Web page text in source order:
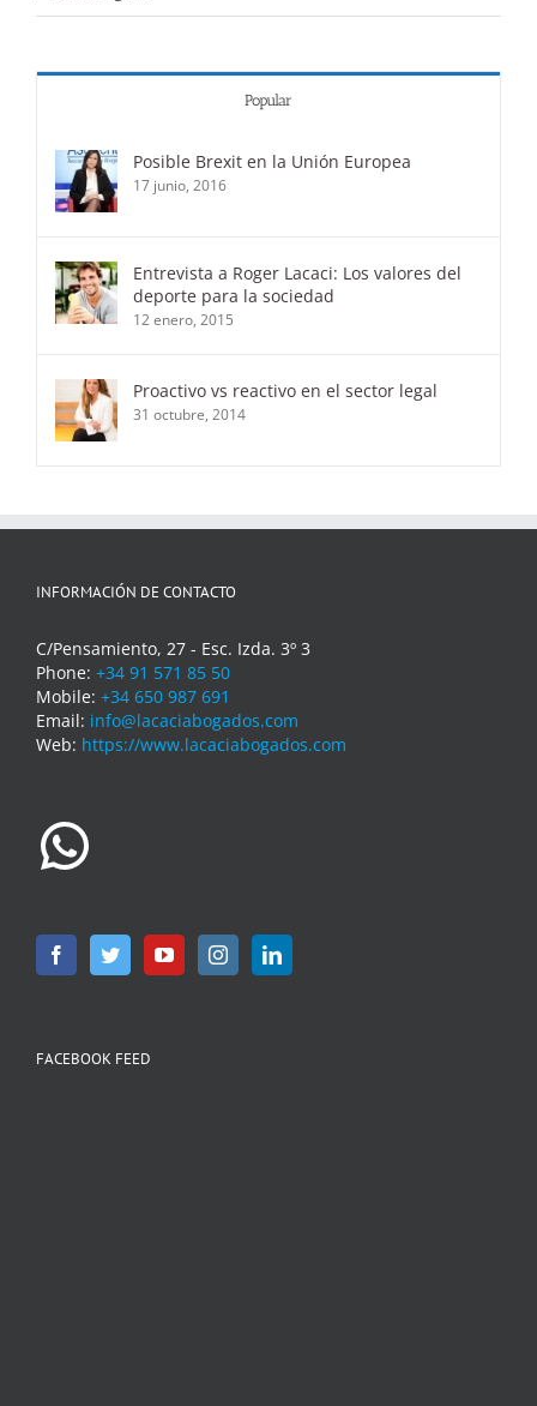
Popular
Posible Brexit en la Unión Europea
17 junio, 2016
Entrevista a Roger Lacaci: Los valores del
deporte para la sociedad
12 enero, 2015
Proactivo vs reactivo en el sector legal
31 octubre, 2014
INFORMACIÓN DE CONTACTO
C/Pensamiento, 27 - Esc. Izda. 3º 3
Phone: +34 91 571 85 50
Mobile: +34 650 987 691
Email: info@lacaciabogados.com
Web: https://www.lacaciabogados.com
FACEBOOK FEED